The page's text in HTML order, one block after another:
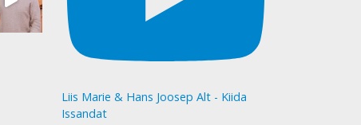
Liis Marie & Hans Joosep Alt - Kiida
Issandat